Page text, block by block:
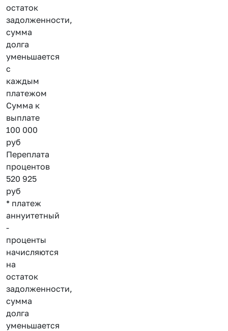
остаток
задолженности,
сумма
долга
уменьшается
с
каждым
платежом
Сумма к
выплате
100 000
руб
Переплата
процентов
520 925
руб
* платеж
аннуитетный
-
проценты
начисляются
на
остаток
задолженности,
сумма
долга
уменьшается